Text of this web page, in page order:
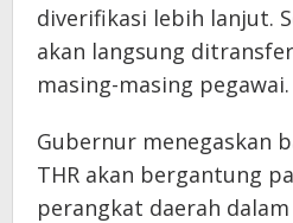
diverifikasi lebih lanjut.
akan langsung
masing-masing pegawai.
Gubernur menegaskan
THR akan bergantung
perangkat daerah